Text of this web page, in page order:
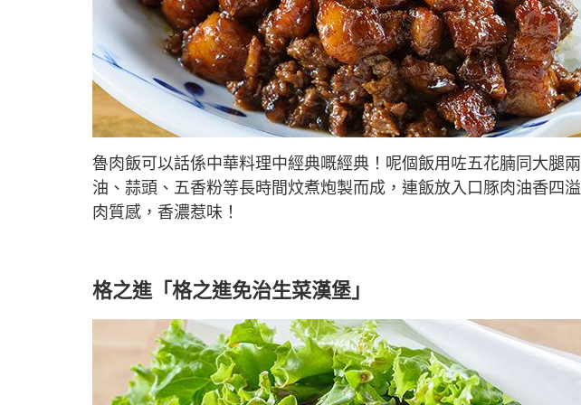
魯肉飯可以話係中華料理中經典嘅經典！呢個飯用咗五花腩同大腿
油、蒜頭、五香粉等長時間炆煮炮製而成，連飯放入口豚肉油香四
肉質感，香濃惹味！
格之進「格之進免治生菜漢堡」